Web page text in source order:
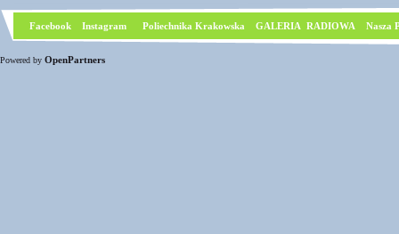
Facebook Instagram Poliechnika Krakowska GALERIA RADIOWA Nasza
Powered by OpenPartners